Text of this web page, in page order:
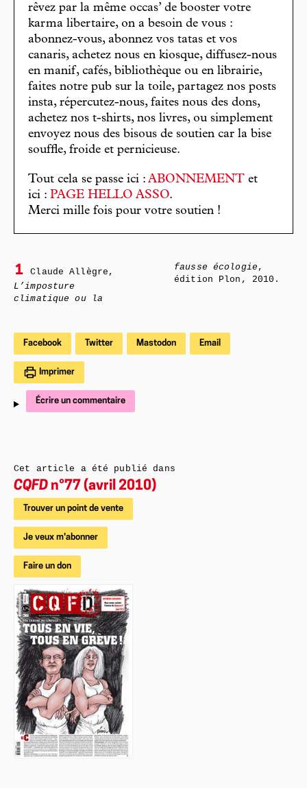
rêvez par la même occas’ de booster votre
karma libertaire, on a besoin de vous :
abonnez-vous, abonnez vos tatas et vos
canaris, achetez nous en kiosque, diffusez-nous
en manif, cafés, bibliothèque ou en librairie,
faites notre pub sur la toile, partagez nos posts
insta, répercutez-nous, faites nous des dons,
achetez nos t-shirts, nos livres, ou simplement
envoyez nous des bisous de soutien car la bise
souffle, froide et pernicieuse.
Tout cela se passe ici : ABONNEMENT et
ici : PAGE HELLO ASSO.
Merci mille fois pour votre soutien !
1
Claude Allègre,
L’imposture
climatique ou la
fausse écologie ,
édition Plon, 2010.
Facebook Twitter Mastodon Email
Imprimer
Écrire un commentaire
Cet article a été publié dans
CQFD n°77 (avril 2010)
Trouver un point de vente
Je veux m'abonner
Faire un don